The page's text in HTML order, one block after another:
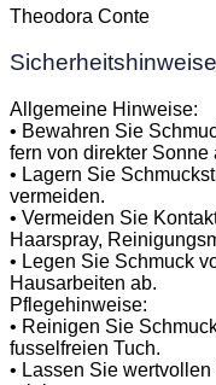
Theodora Conte
Sicherheitshinweise
Allgemeine Hinweise:
• Bewahren Sie
fern von direkter Sonne
• Lagern Sie
vermeiden.
• Vermeiden Sie
Haarspray,
• Legen Sie Schmuck
Hausarbeiten ab.
Pflegehinweise:
• Reinigen Sie
fusselfreien Tuch.
• Lassen Sie